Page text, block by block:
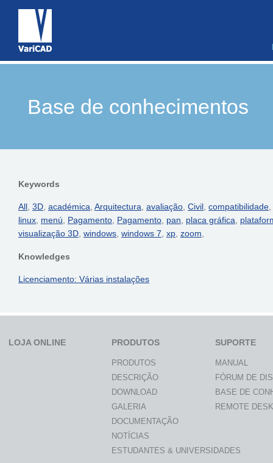
Base de conhecimentos
Keywords
All, 3D, académica, Arquitectura, avaliação, Civil, compatibilidade,
linux, menú, Pagamento, Pagamento, pan, placa gráfica,
visualização 3D, windows, windows 7, xp, zoom,
Knowledges
Licenciamento: Várias instalações
LOJA ONLINE PRODUTOS
PRODUTOS
DESCRIÇÃO
DOWNLOAD
GALERIA
DOCUMENTAÇÃO
NOTÍCIAS
ESTUDANTES & UNIVERSIDADES
SUPORTE
MANUAL
FÓRUM DE
BASE DE
REMOTE